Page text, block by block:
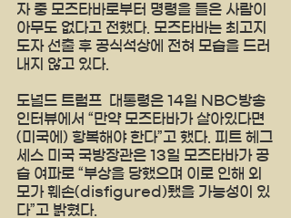
자 중 모즈타바로부터 명령을 들은 사람이
아무도 없다고 전했다. 모즈타바는 최고지
도자 선출 후 공식석상에 전혀 모습을 드러
내지 않고 있다.
도널드 트럼프  대통령은 14일 NBC방송
인터뷰에서 “만약 모즈타바가 살아있다면
(미국에) 항복해야 한다”고 했다. 피트 헤그
세스 미국 국방장관은 13일 모즈타바가 공
습 여파로 “부상을 당했으며 이로 인해 외
모가 훼손(disfigured)됐을 가능성이 있
다”고 밝혔다.